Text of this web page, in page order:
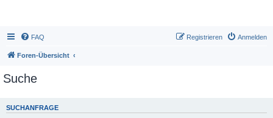
FAQ Anmelden
Registrieren
Foren-Übersicht
Suche
SUCHANFRAGE